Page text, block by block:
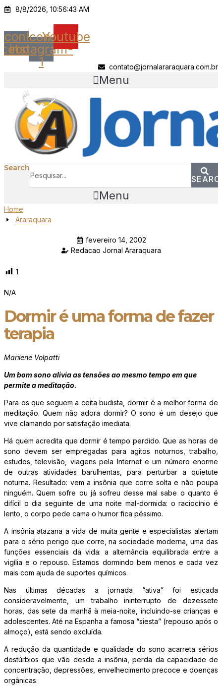
Ir
o
conteúdo
8/8/2026, 10:56:43 AM
Icon-Icon-
instagram-
1
Youtube
contato@jornalararaquara.com.br
Menu
Search
Menu
Home
Araraquara
fevereiro 14, 2002
Redacao Jornal Araraquara
1
N/A
Dormir é uma forma de fazer
terapia
Marilene Volpatti
Um bom sono alivia as tensões ao mesmo tempo em que
permite a meditação.
Para os que seguem a ceita budista, dormir é a melhor forma de
meditação. Quem não adora dormir? O sono é um desejo que
vive clamando por satisfação imediata.
Há quem acredita que dormir é tempo perdido. Que as horas de
sono devem ser empregadas para agitos noturnos, trabalho,
estudos, televisão, viagens pela Internet e um número enorme
de outras atividades barulhentas, para perturbar a quietute
noturna. Resultado: vem a insônia que corre solta e não poupa
ninguém. Quem sofre ou já sofreu desse mal sabe o quanto é
difícil o dia seguinte de uma noite mal-dormida: o raciocínio é
lento, o corpo pede cama o humor fica péssimo.
A insônia atazana a vida de muita gente e especialistas alertam
para o sério perigo que corre, na sociedade moderna, uma das
funções essenciais da vida: a alternância equilibrada entre a
vigília e o repouso. Estamos dormindo bem menos e cada vez
mais com ajuda de suportes químicos.
Nas últimas décadas a jornada “ativa” foi esticada
consideravelmente, um trabalho ininterrupto de dezessete
horas, das sete da manhã à meia-noite, incluindo-se crianças e
adolescentes. Até na Espanha a famosa “siesta” (repouso após o
almoço), está sendo excluída.
A redução da quantidade e qualidade do sono acarreta sérios
destúrbios que vão desde a insônia, perda da capacidade de
concentração, depressões, envelhecimento precoce e doenças
orgânicas.